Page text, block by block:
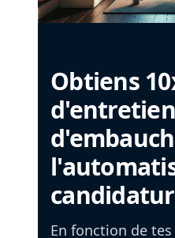
Obtiens
En fonction de